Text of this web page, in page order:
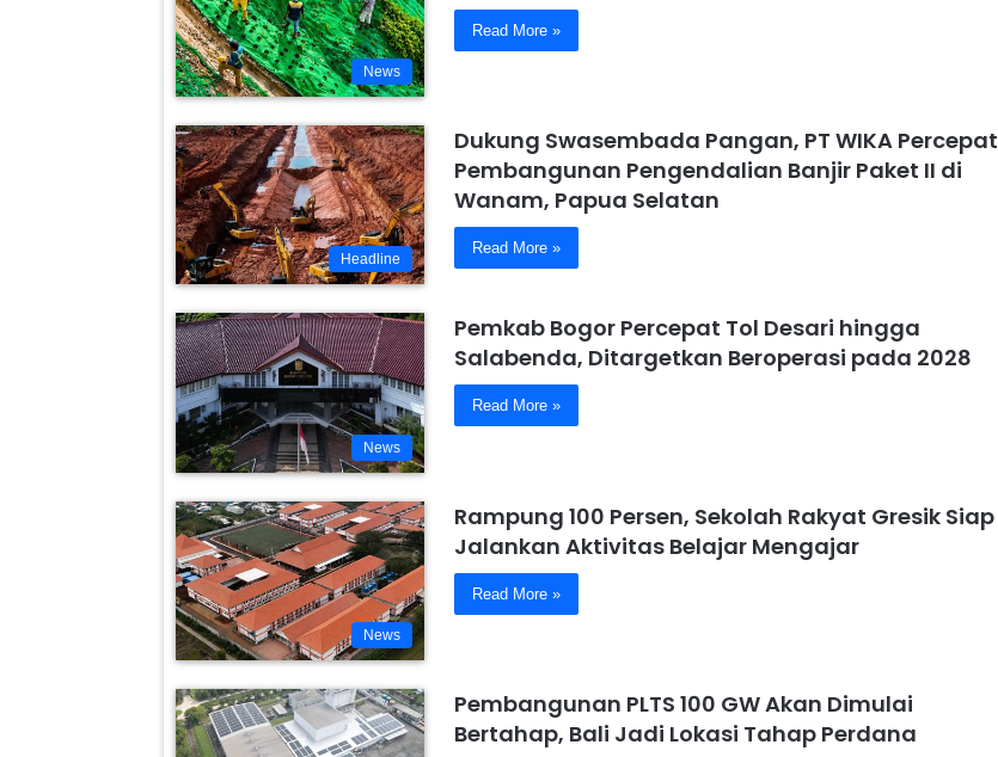
News
Read More »
Headline
Dukung Swasembada Pangan, PT WIKA Percepat
Pembangunan Pengendalian Banjir Paket II di
Wanam, Papua Selatan
Read More »
News
Pemkab Bogor Percepat Tol Desari hingga
Salabenda, Ditargetkan Beroperasi pada 2028
Read More »
News
Rampung 100 Persen, Sekolah Rakyat Gresik Siap
Jalankan Aktivitas Belajar Mengajar
Read More »
Pembangunan PLTS 100 GW Akan Dimulai
Bertahap, Bali Jadi Lokasi Tahap Perdana